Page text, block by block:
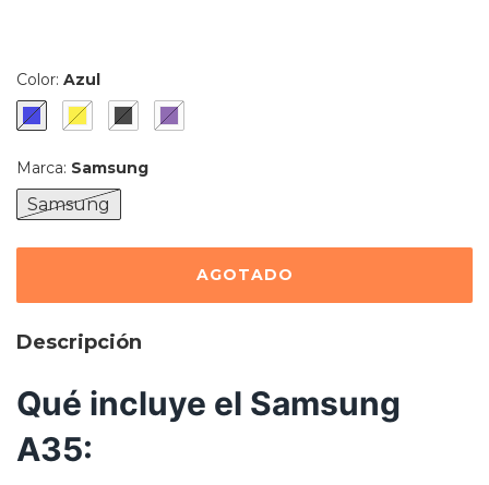
Color: Azul
Marca: Samsung
Samsung
Descripción
Qué incluye el Samsung
A35: